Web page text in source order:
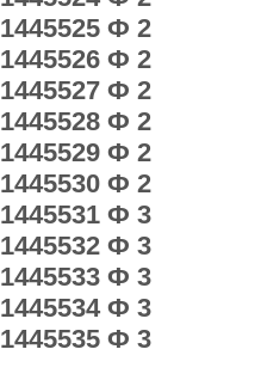
1445525 Ф 2
1445526 Ф 2
1445527 Ф 2
1445528 Ф 2
1445529 Ф 2
1445530 Ф 2
1445531 Ф 3
1445532 Ф 3
1445533 Ф 3
1445534 Ф 3
1445535 Ф 3